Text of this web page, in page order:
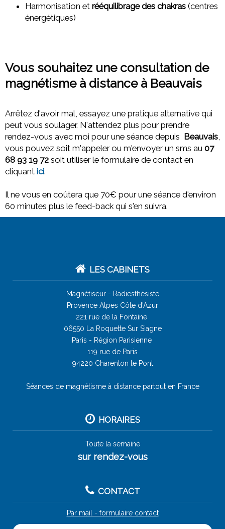
Harmonisation et rééquilibrage des chakras (centres
énergétiques)
Vous souhaitez une consultation de
magnétisme à distance à Beauvais
Arrêtez d'avoir mal, essayez une pratique alternative qui
peut vous soulager. N'attendez plus pour prendre
rendez-vous avec moi pour une séance depuis Beauvais,
vous pouvez soit m'appeler ou m'envoyer un sms au 07
68 93 19 72 soit utiliser le formulaire de contact en
cliquant ici.
Il ne vous en coûtera que 70€ pour une séance d'environ
60 minutes plus le feed-back qui s'en suivra.
LES CABINETS
Magnétiseur - Radiesthésiste
Provence Alpes Côte d'Azur
221 rue de la Fontaine
06550 La Roquette Sur Siagne
Paris - Région Parisienne
119 rue de Paris
94220 Charenton le Pont
Séances de magnétisme à distance partout en France
HORAIRES
Toute la semaine
sur rendez-vous
CONTACT
Par mail - formulaire contact